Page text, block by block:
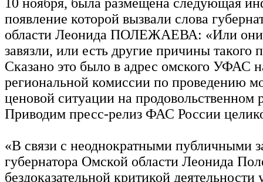
появление которой вызвали слова
области Леонида ПОЛЕЖАЕВА: «Или они
завязли, или есть другие причины такого
Сказано это было в адрес омского УФАС
региональной комиссии по проведению
ценовой ситуации на продовольственном
Приводим пресс-релиз ФАС России
«В связи с неоднократными публичными
губернатора Омской области Леонида
бездоказательной критикой деятельности